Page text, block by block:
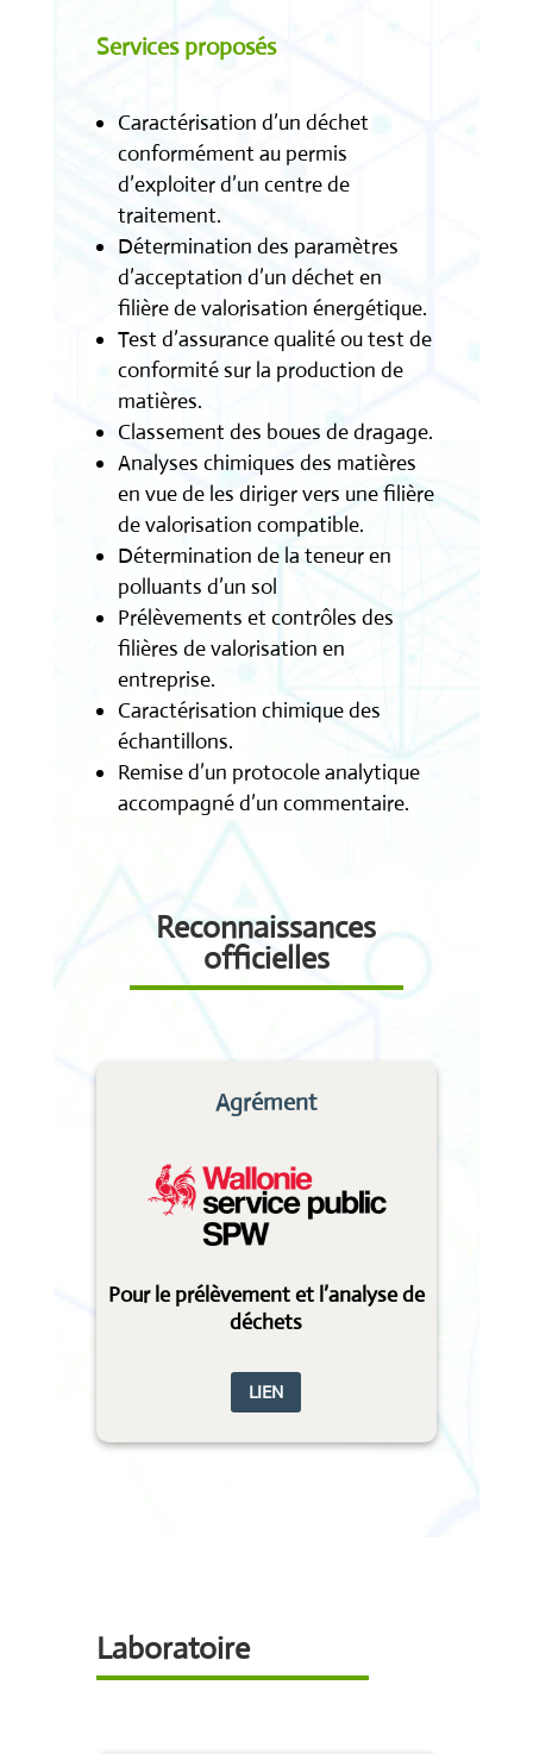
Services proposés
Caractérisation d’un déchet
conformément au permis
d’exploiter d’un centre de
traitement.
Détermination des paramètres
d’acceptation d’un déchet en
filière de valorisation énergétique.
Test d’assurance qualité ou test de
conformité sur la production de
matières.
Classement des boues de dragage.
Analyses chimiques des matières
en vue de les diriger vers une filière
de valorisation compatible.
Détermination de la teneur en
polluants d’un sol
Prélèvements et contrôles des
filières de valorisation en
entreprise.
Caractérisation chimique des
échantillons.
Remise d’un protocole analytique
accompagné d’un commentaire.
Reconnaissances
officielles
Agrément
Pour le prélèvement et l’analyse de
déchets
LIEN
Laboratoire